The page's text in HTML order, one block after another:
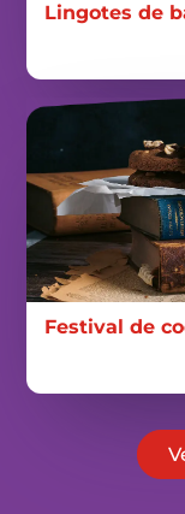
Lingotes de
Festival de